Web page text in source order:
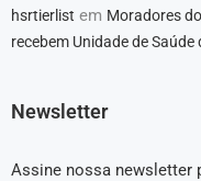
hsrtierlist em Moradores
recebem Unidade de
Newsletter
Assine nossa newsletter